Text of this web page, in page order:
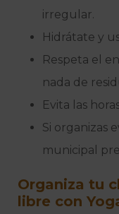
irregular.
Hidrátate y
Respeta el
nada de
Evita las
Si organizas
municipal
Organiza tu
libre con